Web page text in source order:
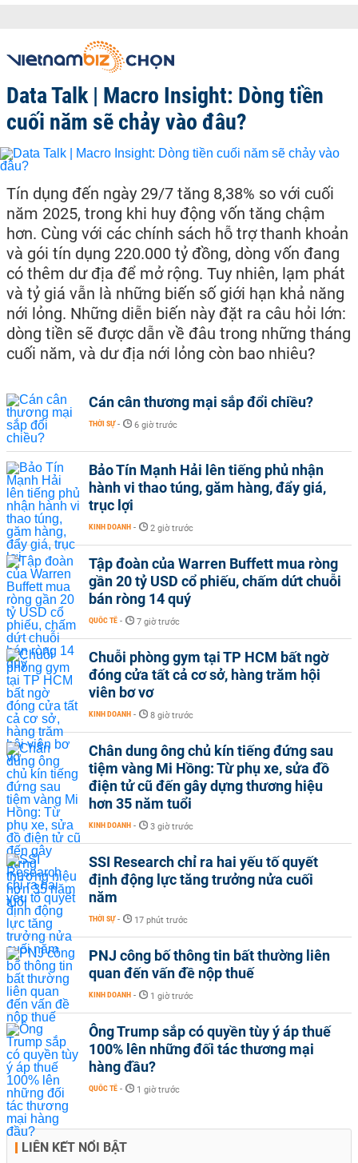
Data Talk | Macro Insight: Dòng tiền
cuối năm sẽ chảy vào đâu?
Tín dụng đến ngày 29/7 tăng 8,38% so với cuối
năm 2025, trong khi huy động vốn tăng chậm
hơn. Cùng với các chính sách hỗ trợ thanh khoản
và gói tín dụng 220.000 tỷ đồng, dòng vốn đang
có thêm dư địa để mở rộng. Tuy nhiên, lạm phát
và tỷ giá vẫn là những biến số giới hạn khả năng
nới lỏng. Những diễn biến này đặt ra câu hỏi lớn:
dòng tiền sẽ được dẫn về đâu trong những tháng
cuối năm, và dư địa nới lỏng còn bao nhiêu?
Cán cân thương mại sắp đổi chiều?
THỜI SỰ - 6 giờ trước
Bảo Tín Mạnh Hải lên tiếng phủ nhận
hành vi thao túng, găm hàng, đẩy giá,
trục lợi
KINH DOANH - 2 giờ trước
Tập đoàn của Warren Buffett mua ròng
gần 20 tỷ USD cổ phiếu, chấm dứt chuỗi
bán ròng 14 quý
QUỐC TẾ - 7 giờ trước
Chuỗi phòng gym tại TP HCM bất ngờ
đóng cửa tất cả cơ sở, hàng trăm hội
viên bơ vơ
KINH DOANH - 8 giờ trước
Chân dung ông chủ kín tiếng đứng sau
tiệm vàng Mi Hồng: Từ phụ xe, sửa đồ
điện tử cũ đến gây dựng thương hiệu
hơn 35 năm tuổi
KINH DOANH - 3 giờ trước
SSI Research chỉ ra hai yếu tố quyết
định động lực tăng trưởng nửa cuối
năm
THỜI SỰ - 17 phút trước
PNJ công bố thông tin bất thường liên
quan đến vấn đề nộp thuế
KINH DOANH - 1 giờ trước
Ông Trump sắp có quyền tùy ý áp thuế
100% lên những đối tác thương mại
hàng đầu?
QUỐC TẾ - 1 giờ trước
LIÊN KẾT NỔI BẬT